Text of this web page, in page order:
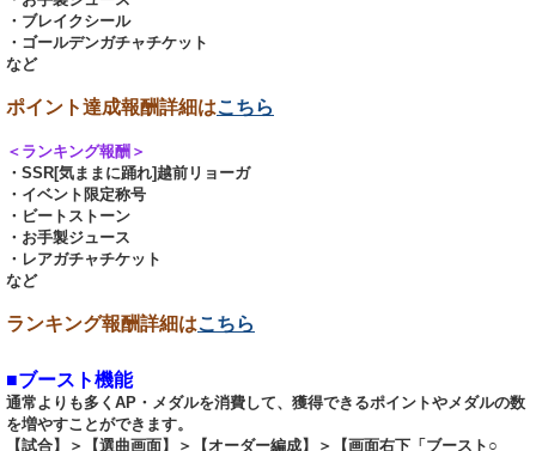
・ブレイクシール
・ゴールデンガチャチケット
など
ポイント達成報酬詳細はこちら
＜ランキング報酬＞
・SSR[気ままに踊れ]越前リョーガ
・イベント限定称号
・ビートストーン
・お手製ジュース
・レアガチャチケット
など
ランキング報酬詳細はこちら
■ブースト機能
通常よりも多くAP・メダルを消費して、獲得できるポイントやメダルの数
を増やすことができます。
【試合】＞【選曲画面】＞【オーダー編成】＞【画面右下「ブースト○